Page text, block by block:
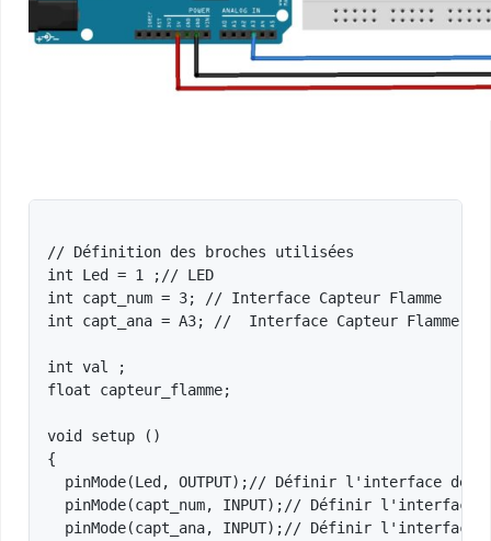
// Définition des broches utilisées
int Led = 1 ;// LED
int capt_num = 3; // Interface Capteur Flamme
int capt_ana = A3; //  Interface Capteur Flamme
int val ;
float capteur_flamme;
void setup ()
{
pinMode(Led, OUTPUT);// Définir l'interface de
pinMode(capt_num, INPUT);// Définir l'interface
pinMode(capt_ana, INPUT);// Définir l'interface